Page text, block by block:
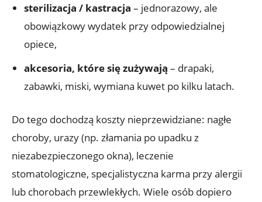
sterilizacja / kastracja – jednorazowy, ale
obowiązkowy wydatek przy odpowiedzialnej
opiece,
akcesoria, które się zużywają – drapaki,
zabawki, miski, wymiana kuwet po kilku latach.
Do tego dochodzą koszty nieprzewidziane: nagłe
choroby, urazy (np. złamania po upadku z
niezabezpieczonego okna), leczenie
stomatologiczne, specjalistyczna karma przy alergii
lub chorobach przewlekłych. Wiele osób dopiero